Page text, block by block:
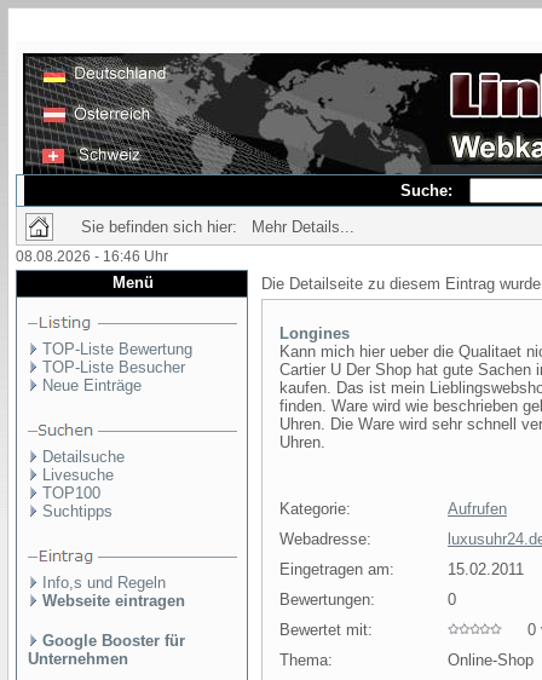
Suche:
Sie befinden sich hier: Mehr Details...
08.08.2026 - 16:46 Uhr
Menü
TOP-Liste Bewertung
TOP-Liste Besucher
Neue Einträge
Detailsuche
Livesuche
TOP100
Suchtipps
Info,s und Regeln
Webseite eintragen
Google Booster für
Unternehmen
Die Detailseite zu diesem Eintrag
Longines
Kann mich hier ueber die Qualitaet
Cartier U Der Shop hat gute Sachen
kaufen. Das ist mein
finden. Ware wird wie beschrieben
Uhren. Die Ware wird sehr schnell
Uhren.
Kategorie:
Aufrufen
Webadresse:
Eingetragen am:
15.02.2011
Bewertungen:
0
Bewertet mit:
0
Thema:
Online-Shop